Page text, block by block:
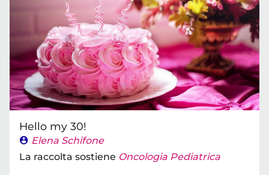
Hello my 30!
Elena Schifone
La raccolta sostiene Oncologia Pediatrica